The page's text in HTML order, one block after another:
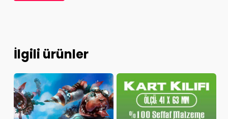
İlgili ürünler